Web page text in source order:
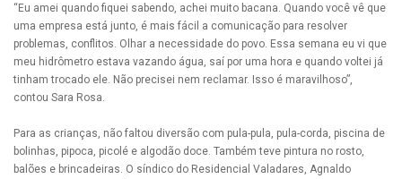
“Eu amei quando fiquei sabendo, achei muito bacana. Quando você vê que
uma empresa está junto, é mais fácil a comunicação para resolver
problemas, conflitos. Olhar a necessidade do povo. Essa semana eu vi que
meu hidrômetro estava vazando água, saí por uma hora e quando voltei já
tinham trocado ele. Não precisei nem reclamar. Isso é maravilhoso”,
contou Sara Rosa.
Para as crianças, não faltou diversão com pula-pula, pula-corda, piscina de
bolinhas, pipoca, picolé e algodão doce. Também teve pintura no rosto,
balões e brincadeiras. O síndico do Residencial Valadares, Agnaldo